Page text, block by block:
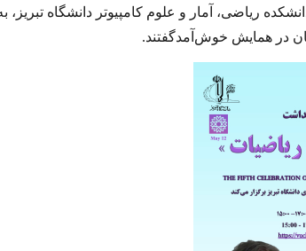
ریاضی، آمار و علوم کامپیوتر دانشگاه تبریز،
در همایش خوش‌آمدگفتند.